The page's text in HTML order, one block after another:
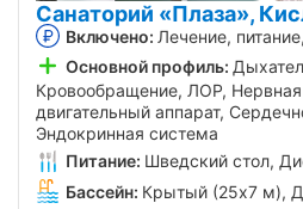
Санаторий «Плаза»,
Включено: Лечение,
Основной профиль:
Кровообращение, ЛОР,
двигательный аппарат,
Эндокринная система
Питание: Шведский стол,
Бассейн: Крытый (25х7 м),